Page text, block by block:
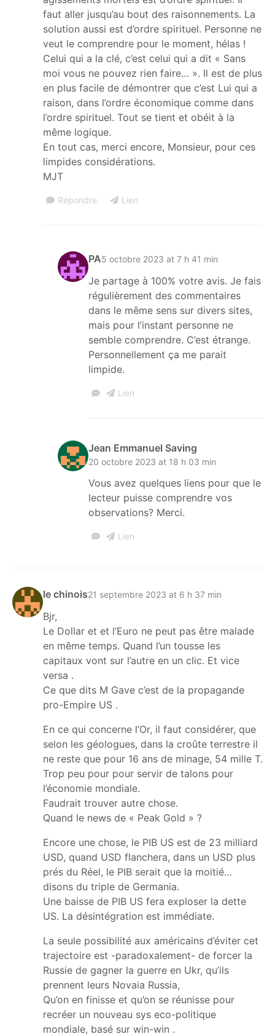
faut aller jusqu’au bout des raisonnements. La
solution aussi est d’ordre spirituel. Personne ne
veut le comprendre pour le moment, hélas !
Celui qui a la clé, c’est celui qui a dit « Sans
moi vous ne pouvez rien faire… ». Il est de plus
en plus facile de démontrer que c’est Lui qui a
raison, dans l’ordre économique comme dans
l’ordre spirituel. Tout se tient et obéit à la
même logique.
En tout cas, merci encore, Monsieur, pour ces
limpides considérations.
MJT
Répondre Lien
PA5 octobre 2023 at 7 h 41 min
Je partage à 100% votre avis. Je fais
régulièrement des commentaires
dans le même sens sur divers sites,
mais pour l’instant personne ne
semble comprendre. C’est étrange.
Personnellement ça me parait
limpide.
Lien
Jean Emmanuel Saving
20 octobre 2023 at 18 h 03 min
Vous avez quelques liens pour que le
lecteur puisse comprendre vos
observations? Merci.
Lien
le chinois21 septembre 2023 at 6 h 37 min
Bjr,
Le Dollar et et l’Euro ne peut pas être malade
en même temps. Quand l’un tousse les
capitaux vont sur l’autre en un clic. Et vice
versa .
Ce que dits M Gave c’est de la propagande
pro-Empire US .
En ce qui concerne l’Or, il faut considérer, que
selon les géologues, dans la croûte terrestre il
ne reste que pour 16 ans de minage, 54 mille T.
Trop peu pour pour servir de talons pour
l’économie mondiale.
Faudrait trouver autre chose.
Quand le news de « Peak Gold » ?
Encore une chose, le PIB US est de 23 milliard
USD, quand USD flanchera, dans un USD plus
prés du Réel, le PIB serait que la moitié…
disons du triple de Germania.
Une baisse de PIB US fera exploser la dette
US. La désintégration est immédiate.
La seule possibilité aux américains d’éviter cet
trajectoire est -paradoxalement- de forcer la
Russie de gagner la guerre en Ukr, qu’ils
prennent leurs Novaia Russia,
Qu’on en finisse et qu’on se réunisse pour
recréer un nouveau sys eco-politique
mondiale, basé sur win-win .